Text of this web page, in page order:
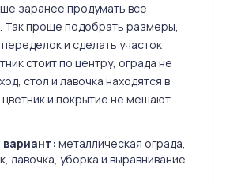
заранее продумать все
Так проще подобрать размеры,
и сделать участок
стоит по центру, ограда не
стол и лавочка находятся в
и покрытие не мешают
металлическая ограда,
лавочка, уборка и выравнивание